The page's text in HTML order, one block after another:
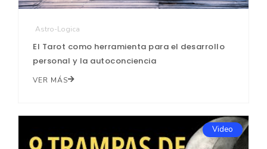
Astro-Logica
El Tarot como herramienta para el desarrollo
personal y la autoconciencia
VER MÁS
Video